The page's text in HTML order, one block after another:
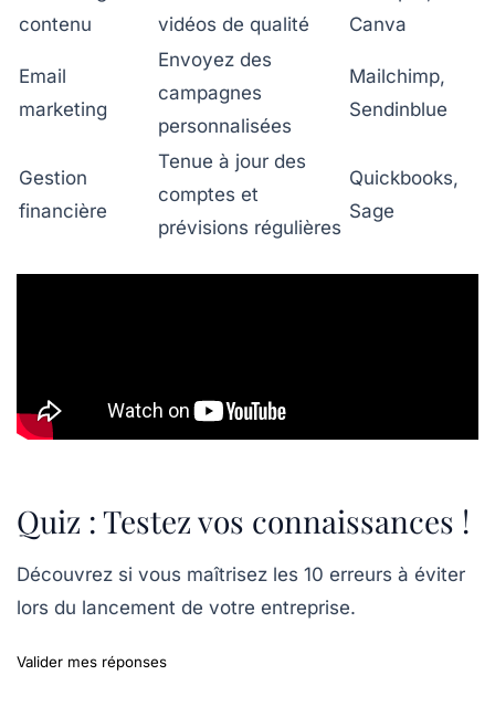
contenu
vidéos de qualité
Canva
Email
marketing
Envoyez des
campagnes
personnalisées
Mailchimp,
Sendinblue
Gestion
financière
Tenue à jour des
comptes et
prévisions régulières
Quickbooks,
Sage
Quiz : Testez vos connaissances !
Découvrez si vous maîtrisez les 10 erreurs à éviter
lors du lancement de votre entreprise.
Valider mes réponses